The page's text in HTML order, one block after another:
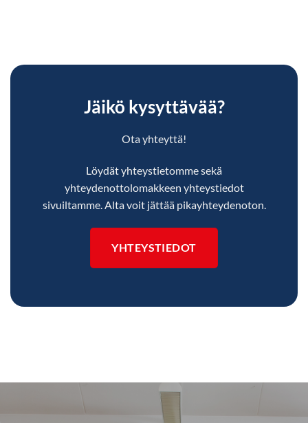
Jäikö kysyttävää?
Ota yhteyttä!
Löydät yhteystietomme sekä
yhteydenottolomakkeen yhteystiedot
sivuiltamme. Alta voit jättää pikayhteydenoton.
YHTEYSTIEDOT